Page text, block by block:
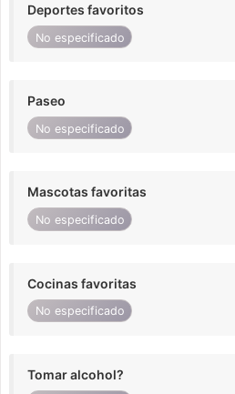
Deportes favoritos
No especificado
Paseo
No especificado
Mascotas favoritas
No especificado
Cocinas favoritas
No especificado
Tomar alcohol?